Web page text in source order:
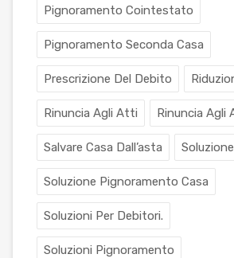
Pignoramento Cointestato
Pignoramento Seconda Casa
Prescrizione Del Debito
Rinuncia Agli Atti Rinuncia Agli
Salvare Casa Dall’asta
Soluzione Pignoramento Casa
Soluzioni Per Debitori.
Soluzioni Pignoramento